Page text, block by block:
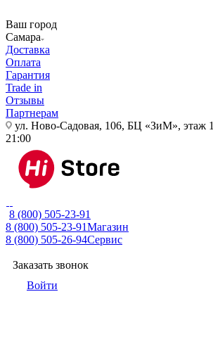
Ваш город
Самара
Доставка
Оплата
Гарантия
Trade in
Отзывы
Партнерам
ул. Ново-Садовая, 106, БЦ «ЗиМ», этаж 1
21:00
8 (800) 505-23-91
8 (800) 505-23-91Магазин
8 (800) 505-26-94Сервис
Заказать звонок
Войти